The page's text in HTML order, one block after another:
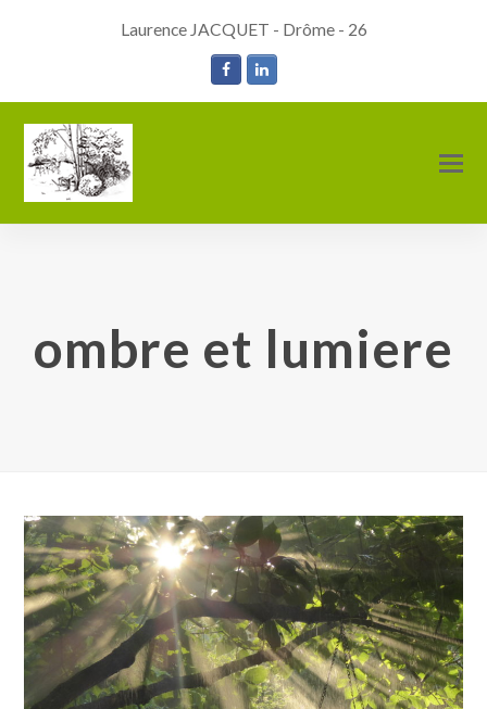
Laurence JACQUET - Drôme - 26
FacebookLinkedIn
ombre et lumiere